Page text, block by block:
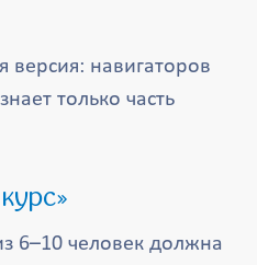
версия: навигаторов
только часть
6–10 человек должна